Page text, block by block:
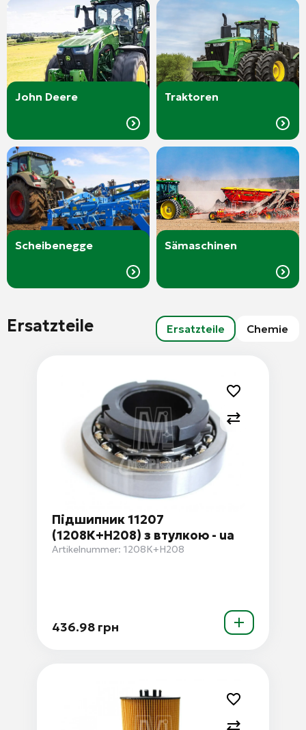
John Deere Traktoren
Scheibenegge Sämaschinen
Ersatzteile Ersatzteile Chemie
Підшипник 11207
(1208К+Н208) з втулкою - ua
Artikelnummer: 1208К+Н208
436.98 грн